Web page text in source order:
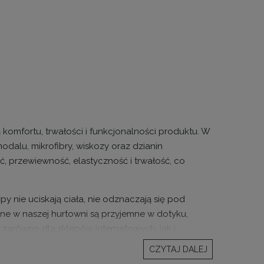
trwałości i funkcjonalności produktu. W
mikrofibry, wiskozy oraz dzianin
przewiewność, elastyczność i trwałość, co
nie uciskają ciała, nie odznaczają się pod
w naszej hurtowni są przyjemne w dotyku,
dla sklepów internetowych, jak i
CZYTAJ DALEJ